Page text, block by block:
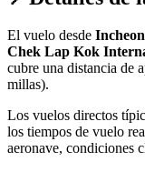
El vuelo desde
Chek Lap Kok
cubre una distancia de
millas).
Los vuelos directos
los tiempos de vuelo
aeronave, condiciones